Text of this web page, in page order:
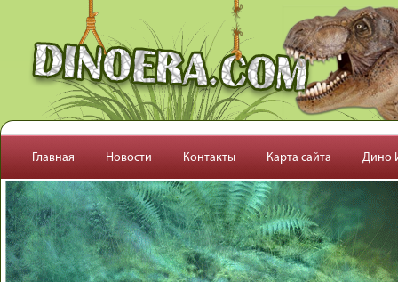
Перейти к основному содержанию
Главная Новости Контакты Карта сайта Дино